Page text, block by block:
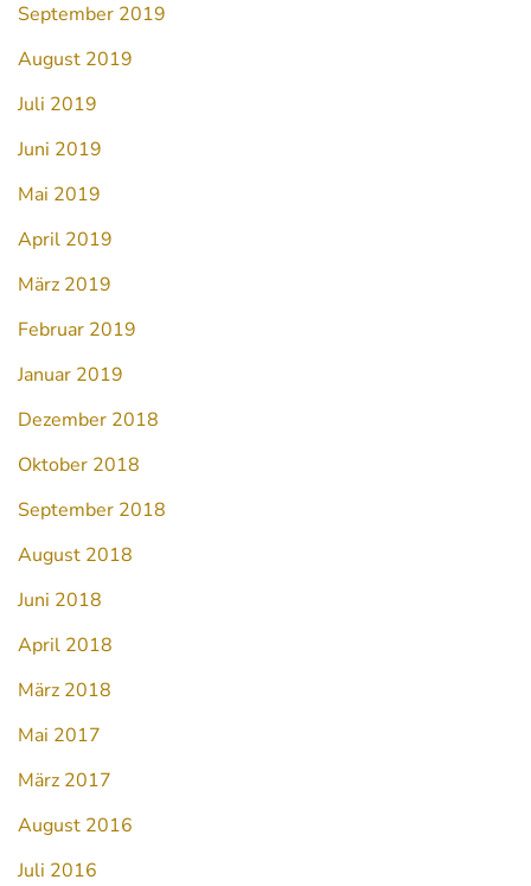
September 2019
August 2019
Juli 2019
Juni 2019
Mai 2019
April 2019
März 2019
Februar 2019
Januar 2019
Dezember 2018
Oktober 2018
September 2018
August 2018
Juni 2018
April 2018
März 2018
Mai 2017
März 2017
August 2016
Juli 2016